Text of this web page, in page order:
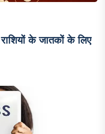
के जातकों के लिए